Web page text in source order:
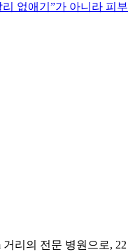
없애기”가 아니라 피부
리의 전문 병원으로, 22